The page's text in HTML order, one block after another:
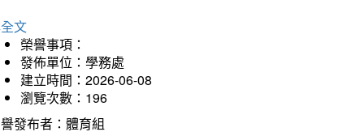
文
榮譽事項：
發佈單位：學務處
建立時間：2026-06-08
瀏覽次數：196
發布者：體育組